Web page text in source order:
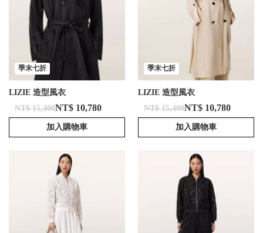
季末七折
LIZIE 造型風衣
NT$ 15,400NT$ 10,780
加入購物車
季末七折
LIZIE 造型風衣
NT$ 15,400NT$ 10,780
加入購物車